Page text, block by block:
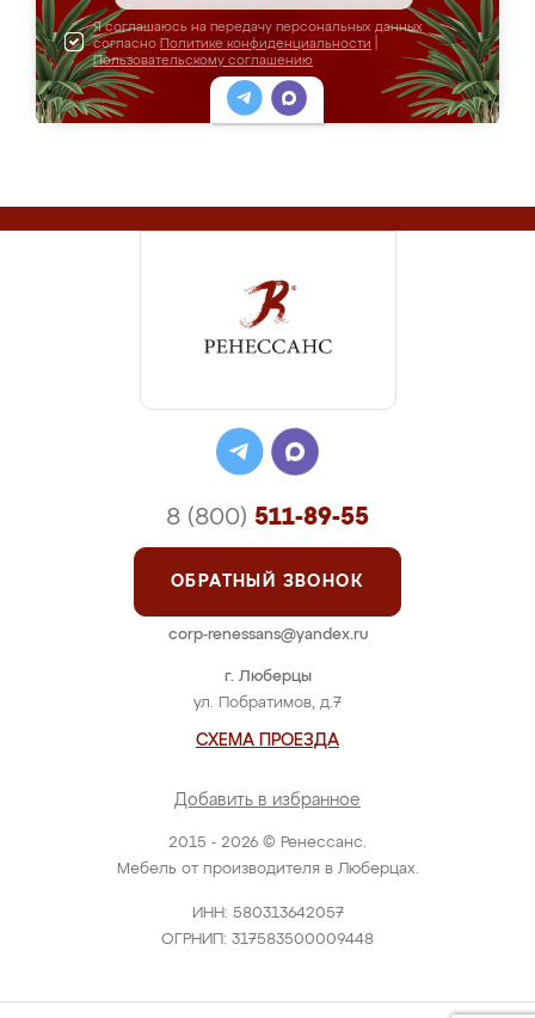
Я соглашаюсь на передачу персональных данных
согласно Политике конфиденциальности
Пользовательскому соглашению
2015 - 2026 © Ренессанс.
Мебель от производителя в Люберцах.
ИНН: 580313642057
ОГРНИП: 317583500009448
г. Люберцы
ул. Побратимов, д.7
СХЕМА ПРОЕЗДА
Добавить в избранное
8 (800) 511-89-55
ОБРАТНЫЙ ЗВОНОК
corp-renessans@yandex.ru